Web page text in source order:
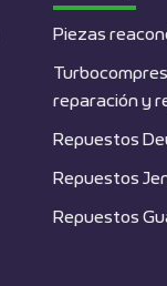
Piezas
reparación y
Repuestos
Repuestos
Repuestos